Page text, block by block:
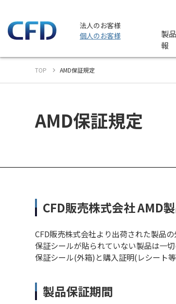
法人のお客様
個人のお客様
製
報
TOP AMD保証規定
AMD保証規定
CFD販売株式会社 AMD
CFD販売株式会社より出荷された製品
保証シールが貼られていない製品は一
保証シール(外箱)と購入証明(レシート
製品保証期間